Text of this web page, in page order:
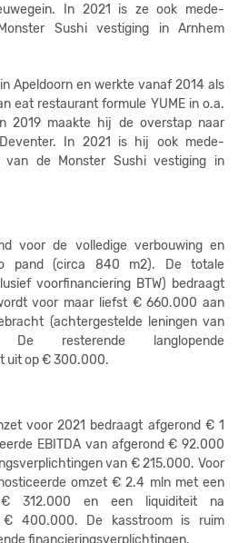
In 2021 is ze ook mede-
Sushi vestiging in Arnhem
Apeldoorn en werkte vanaf 2014 als
eat restaurant formule YUME in o.a.
2019 maakte hij de overstap naar
In 2021 is hij ook mede-
van de Monster Sushi vestiging in
voor de volledige verbouwing en
pand (circa 840 m2). De totale
voorfinanciering BTW) bedraagt
voor maar liefst € 660.000 aan
(achtergestelde leningen van
De resterende langlopende
uit op € 300.000.
voor 2021 bedraagt afgerond € 1
EBITDA van afgerond € 92.000
van € 215.000. Voor
omzet € 2.4 mln met een
€ 312.000 en een liquiditeit na
€ 400.000. De kasstroom is ruim